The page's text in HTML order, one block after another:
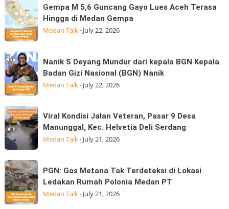
Korban
Banjir
Kepedulian
Sumatera
Utara
Laksanakan
Kepemimpinan
Strategis
di
Gempa
M
5,6
Guncang
Gayo
Lues
Aceh
Terasa
di
Medan
Gempa
Gempa M 5,6 Guncang Gayo Lues Aceh Terasa
Hingga di Medan Gempa
Medan Talk· July 22, 2026
Nanik
S
Deyang
Mundur
dari
kepala
BGN
Kepala
Gizi
Nasional
(BGN) Nanik
Nanik S Deyang Mundur dari kepala BGN Kepala
Badan Gizi Nasional (BGN) Nanik
Medan Talk· July 22, 2026
Viral
Kondisi
Jalan
Veteran,
Pasar
9
Desa
Manunggal,
Viral Kondisi Jalan Veteran, Pasar 9 Desa
Manunggal, Kec. Helvetia Deli Serdang
Medan Talk· July 21, 2026
PGN:
Gas
Metana
Tak
PGN: Gas Metana Tak Terdeteksi di Lokasi
Ledakan Rumah Polonia Medan PT
Medan Talk· July 21, 2026